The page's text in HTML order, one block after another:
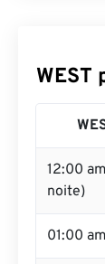
WEST
12:00
noite)
01:00